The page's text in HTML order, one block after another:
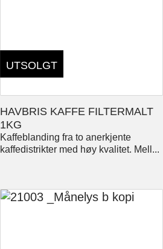
HAVBRIS KAFFE FILTERMALT
1KG
Kaffeblanding fra to anerkjente
kaffedistrikter med høy kvalitet. Mell...
UTSOLGT